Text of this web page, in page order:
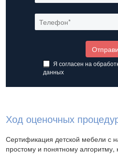
Я согласен на
данных
Ход оценочных
Сертификация детской мебели с
простому и понятному